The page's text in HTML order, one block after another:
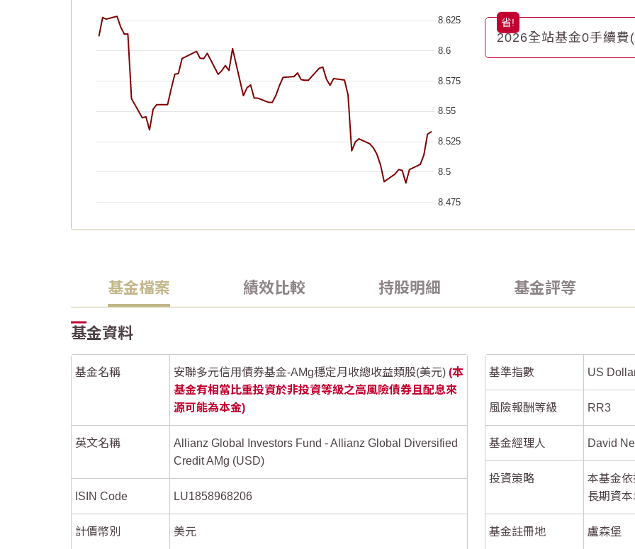
8.475
8.5
8.525
8.55
8.575
8.6
8.625
The chart has 1 X axis displaying Time. Data ranges from 2026-05-05 00:00:00 to 2026-08-05 00:00:00.
The chart has 1 Y axis displaying values. Data ranges from -1.41195 to 0.18694.
-0.5
2026/05/05 2026/05/20 2026/06/04 2026/06/20 2026/07/05 2026/07/20
End of interactive chart.
The chart has 1 X axis displaying Time. Data ranges from 2026-05-05 00:00:00 to 2026-08-05 00:00:00.
The chart has 1 Y axis displaying values. Data ranges from -1.41195 to 0.18694.
-0.5
2026/05/05 2026/05/20 2026/06/04 2026/06/20 2026/07/05 2026/07/20
End of interactive chart.
2026全站基金0手續費
基金檔案 績效比較 持股明細 基金評等
基金資料
基金名稱 安聯多元信用債券基金-AMg穩定月收總收益類股(美元) (本
基金有相當比重投資於非投資等級之高風險債券且配息來
源可能為本金)
英文名稱
Allianz Global Investors Fund - Allianz Global Diversified
Credit AMg (USD)
ISIN Code LU1858968206
計價幣別 美元
基準指數 US
風險報酬等級 RR3
基金經理人 David
投資策略
本基金
長期資
基金註冊地 盧森堡